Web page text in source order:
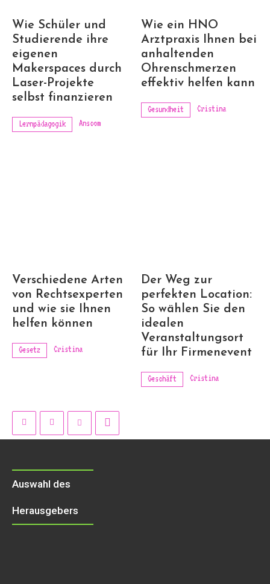
Wie Schüler und
Studierende ihre
eigenen
Makerspaces durch
Laser-Projekte
selbst finanzieren
Lernpädagogik Anscom
Wie ein HNO
Arztpraxis Ihnen bei
anhaltenden
Ohrenschmerzen
effektiv helfen kann
Gesundheit Cristina
Verschiedene Arten
von Rechtsexperten
und wie sie Ihnen
helfen können
Gesetz Cristina
Der Weg zur
perfekten Location:
So wählen Sie den
idealen
Veranstaltungsort
für Ihr Firmenevent
Geschäft Cristina
Auswahl des
Herausgebers